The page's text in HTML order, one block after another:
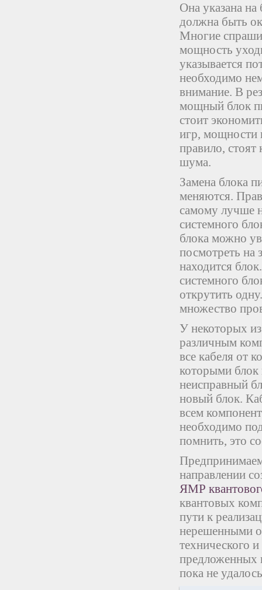
Она указана
должна быть
Многие
мощность
указывается
необходимо
внимание. В
мощный блок
стоит
игр, мощности
правило,
шума.
Замена блока
меняются.
самому лучше
системного
блока можно
посмотреть на
находится
системного
открутить
множество
У некоторых
различным
все кабеля от
которыми блок
неисправный
новый блок.
всем
необходимо
помнить, это
направлении
ЯМР
квантовых
пути к
нерешенными
технического
предложенных
пока не